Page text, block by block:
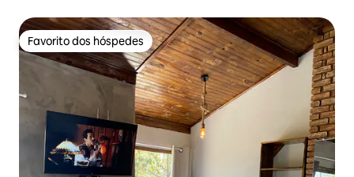
Favorito dos hóspedes
Favorito dos hóspedes